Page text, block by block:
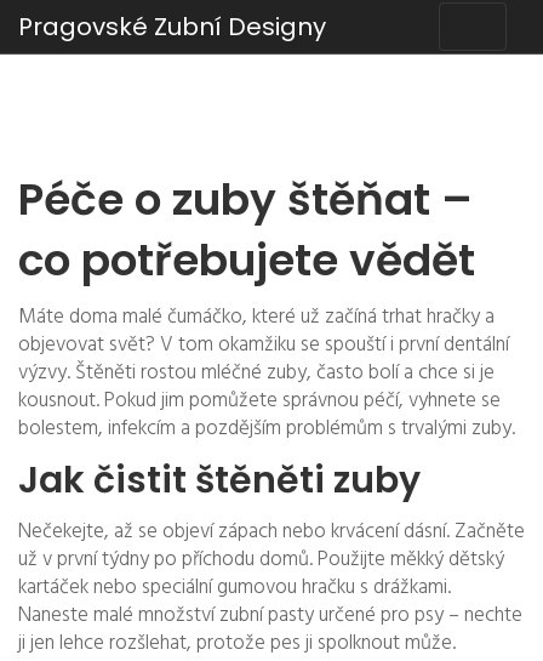
Pragovské Zubní Designy
Péče o zuby štěňat –
co potřebujete vědět
Máte doma malé čumáčko, které už začíná trhat hračky a
objevovat svět? V tom okamžiku se spouští i první dentální
výzvy. Štěněti rostou mléčné zuby, často bolí a chce si je
kousnout. Pokud jim pomůžete správnou péčí, vyhnete se
bolestem, infekcím a pozdějším problémům s trvalými zuby.
Jak čistit štěněti zuby
Nečekejte, až se objeví zápach nebo krvácení dásní. Začněte
už v první týdny po příchodu domů. Použijte měkký dětský
kartáček nebo speciální gumovou hračku s drážkami.
Naneste malé množství zubní pasty určené pro psy – nechte
ji jen lehce rozšlehat, protože pes ji spolknout může.